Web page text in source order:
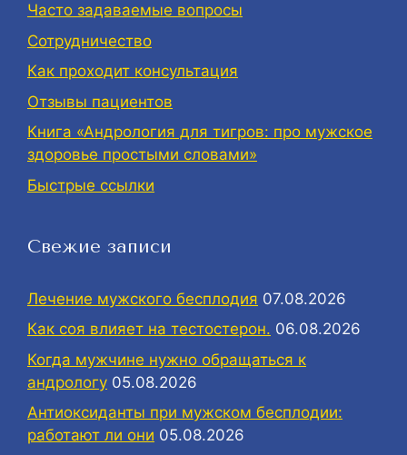
Часто задаваемые вопросы
Сотрудничество
Как проходит консультация
Отзывы пациентов
Книга «Андрология для тигров: про мужское
здоровье простыми словами»
Быстрые ссылки
Свежие записи
Лечение мужского бесплодия 07.08.2026
Как соя влияет на тестостерон. 06.08.2026
Когда мужчине нужно обращаться к
андрологу 05.08.2026
Антиоксиданты при мужском бесплодии:
работают ли они 05.08.2026